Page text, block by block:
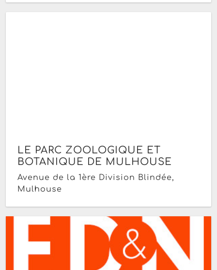
LE PARC ZOOLOGIQUE ET
BOTANIQUE DE MULHOUSE
Avenue de la 1ère Division Blindée,
Mulhouse